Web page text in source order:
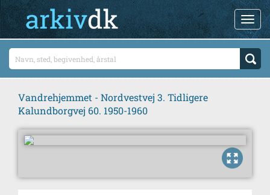
Vandrehjemmet - Nordvestvej 3. Tidligere
Kalundborgvej 60. 1950-1960